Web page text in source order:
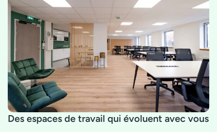
Des espaces de travail qui évoluent avec vous